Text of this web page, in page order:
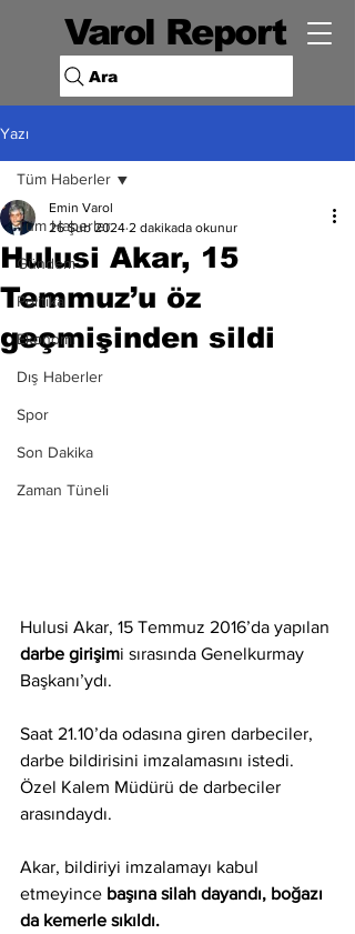
Varol Report
Ara
Yazı
Tüm Haberler
Gündem
Politika
Ekonomi
Dış Haberler
Spor
Son Dakika
Zaman Tüneli
Tüm Haberler
Hulusi Akar, 15
Temmuz’u öz
geçmişinden sildi
Emin Varol
26 Şub 2024 2 dakikada okunur
Hulusi Akar, 15 Temmuz 2016’da yapılan
darbe girişimi sırasında Genelkurmay
Başkanı’ydı.
Saat 21.10’da odasına giren darbeciler,
darbe bildirisini imzalamasını istedi.
Özel Kalem Müdürü de darbeciler
arasındaydı.
Akar, bildiriyi imzalamayı kabul
etmeyince başına silah dayandı, boğazı
da kemerle sıkıldı.